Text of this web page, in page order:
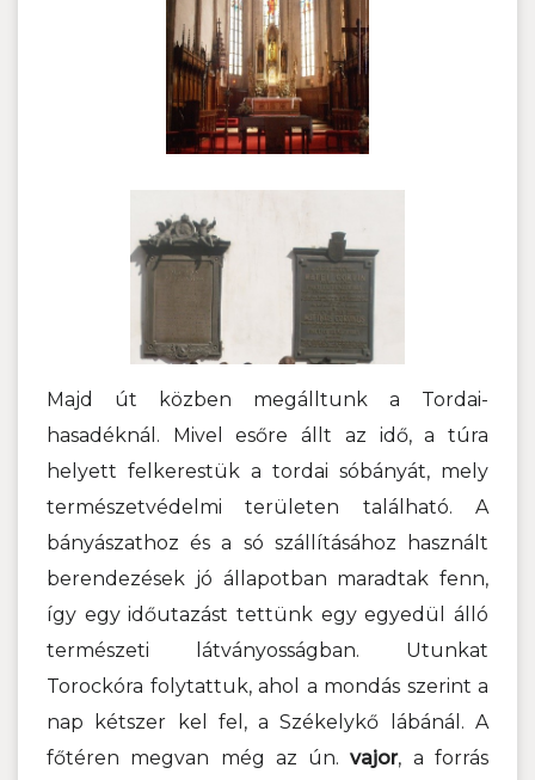
Majd út közben megálltunk a Tordai-
hasadéknál. Mivel esőre állt az idő, a túra
helyett felkerestük a tordai sóbányát, mely
természetvédelmi területen található. A
bányászathoz és a só szállításához használt
berendezések jó állapotban maradtak fenn,
így egy időutazást tettünk egy egyedül álló
természeti látványosságban. Utunkat
Torockóra folytattuk, ahol a mondás szerint a
nap kétszer kel fel, a Székelykő lábánál. A
főtéren megvan még az ún.vajor, a forrás